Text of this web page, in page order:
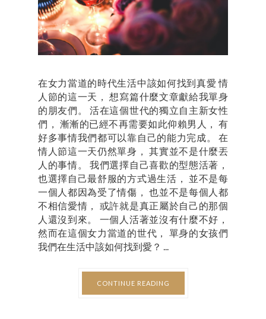
在女力當道的時代生活中該如何找到真愛 情
人節的這一天， 想寫篇什麼文章獻給我單身
的朋友們。 活在這個世代的獨立自主新女性
們， 漸漸的已經不再需要如此仰賴男人， 有
好多事情我們都可以靠自己的能力完成。 在
情人節這一天仍然單身， 其實並不是什麼丟
人的事情。 我們選擇自己喜歡的型態活著，
也選擇自己最舒服的方式過生活， 並不是每
一個人都因為受了情傷， 也並不是每個人都
不相信愛情， 或許就是真正屬於自己的那個
人還沒到來。 一個人活著並沒有什麼不好，
然而在這個女力當道的世代， 單身的女孩們
我們在生活中該如何找到愛？ ...
CONTINUE READING